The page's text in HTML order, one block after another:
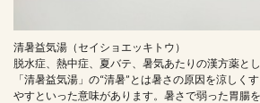
清暑益気湯（セイショエッキトウ）
脱水症、熱中症、夏バテ、暑気あたりの漢方薬と
「清暑益気湯」の“清暑”とは暑さの原因を涼しく
やすといった意味があります。暑さで弱った胃腸